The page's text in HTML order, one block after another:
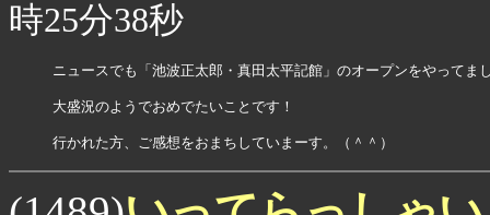
時25分38秒
ニュースでも「池波正太郎・真田太平記館」のオープンをやってま
大盛況のようでおめでたいことです！
行かれた方、ご感想をおまちしていまーす。（＾＾）